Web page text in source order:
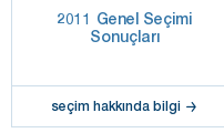
2011 Genel Seçimi
Sonuçları
seçim hakkında bilgi